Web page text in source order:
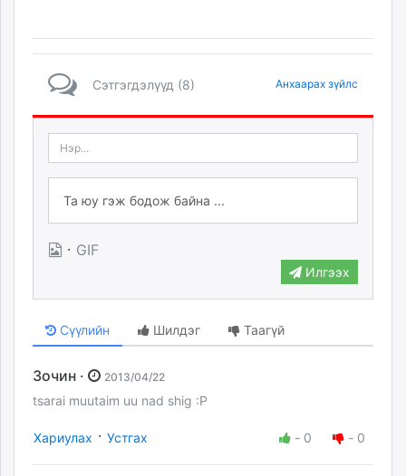
Сэтгэгдэлүүд (8) Анхаарах зүйлс
· GIF
Илгээх
Сүүлийн Шилдэг Таагүй
Зочин · 2013/04/22
tsarai muutaim uu nad shig :P
Хариулах · Устгах - 0 - 0